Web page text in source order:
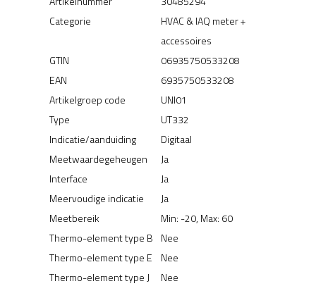
Categorie
HVAC & IAQ meter +
accessoires
GTIN
06935750533208
EAN
6935750533208
Artikelgroep code
UNI01
Type
UT332
Indicatie/aanduiding
Digitaal
Meetwaardegeheugen
Ja
Interface
Ja
Meervoudige indicatie
Ja
Meetbereik
Min: -20, Max: 60
Thermo-element type B
Nee
Thermo-element type E
Nee
Thermo-element type J
Nee